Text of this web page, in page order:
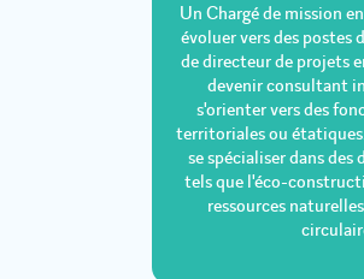
Un Chargé de mission
évoluer vers des postes
de directeur de projets
devenir consultant
s'orienter vers des
territoriales ou
se spécialiser dans
tels que l'éco-
ressources